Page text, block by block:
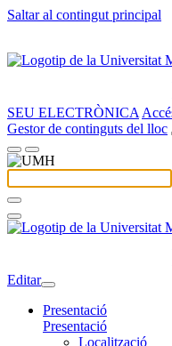
Saltar al contingut principal
SEU ELECTRÒNICA
Gestor de continguts del lloc
Editar
Presentació
Presentació
Localització